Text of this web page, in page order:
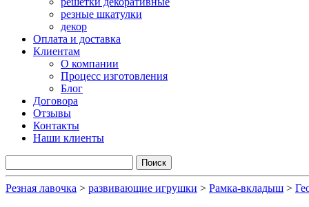
резные шкатулки
декор
Оплата и доставка
Клиентам
О компании
Процесс изготовления
Блог
Договора
Отзывы
Контакты
Наши клиенты
Резная лавочка > развивающие игрушки > Рамка-вкладыш >